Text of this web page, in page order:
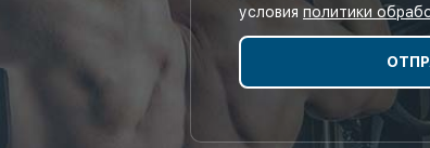
условия политики